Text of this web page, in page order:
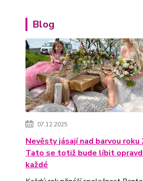
Blog
07.12.2025
Nevěsty jásají nad barvou roku
Tato se totiž bude líbit
každé